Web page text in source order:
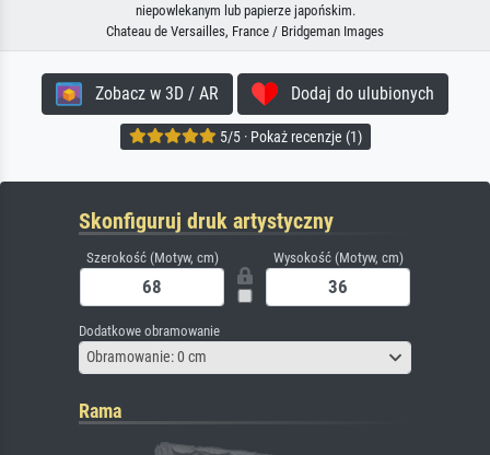
niepowlekanym lub papierze japońskim.
Chateau de Versailles, France / Bridgeman Images
Zobacz w 3D / AR Dodaj do ulubionych
5/5 · Pokaż recenzje (1)
Skonfiguruj druk artystyczny
Szerokość (Motyw, cm) Wysokość (Motyw, cm)
Dodatkowe obramowanie
Obramowanie: 0 cm
Rama